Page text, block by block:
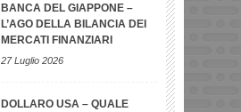
BANCA DEL GIAPPONE –
L’AGO DELLA BILANCIA DEI
MERCATI FINANZIARI
27 Luglio 2026
DOLLARO USA – QUALE